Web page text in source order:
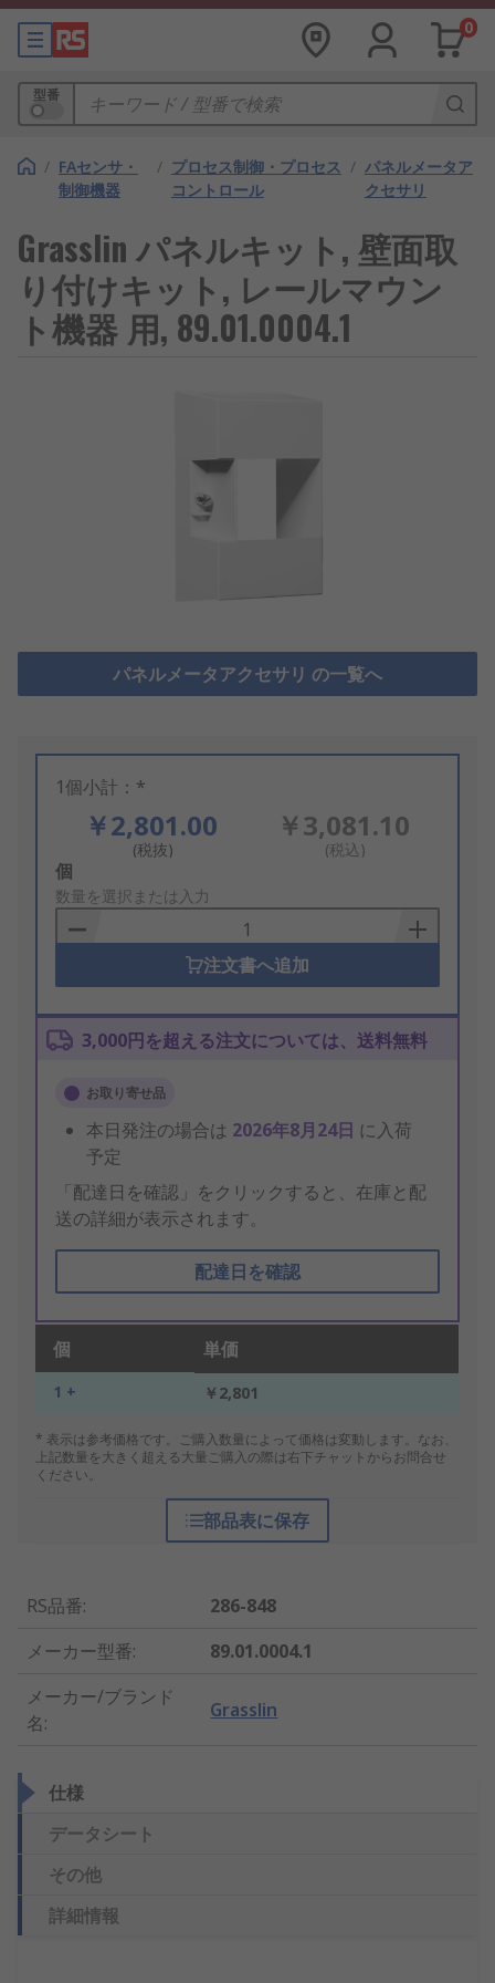
0
型番
/ FAセンサ・
制御機器
/ プロセス制御・プロセス
コントロール
/ パネルメータア
クセサリ
Grasslin パネルキット, 壁面取
り付けキット, レールマウン
ト機器 用, 89.01.0004.1
パネルメータアクセサリ の一覧へ
1個小計：*
￥2,801.00
(税抜)
￥3,081.10
(税込)
Add
to
Basket
個
数量を選択または入力
注文書へ追加
3,000円を超える注文については、送料無料
お取り寄せ品
本日発注の場合は 2026年8月24日 に入荷
予定
「配達日を確認」をクリックすると、在庫と配
送の詳細が表示されます。
配達日を確認
個 単価
1 + ￥2,801
* 表示は参考価格です。ご購入数量によって価格は変動します。なお、
上記数量を大きく超える大量ご購入の際は右下チャットからお問合せ
ください。
部品表に保存
RS品番:
286-848
メーカー型番:
89.01.0004.1
メーカー/ブランド
名:
Grasslin
仕様
データシート
その他
詳細情報